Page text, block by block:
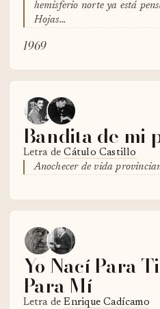
hemisferio norte ya está
Hojas…
1969
Bandita de mi
Letra deCátulo Castillo
Anochecer de vida
Yo Nací Para
Para Mí
Letra deEnrique Cadícamo